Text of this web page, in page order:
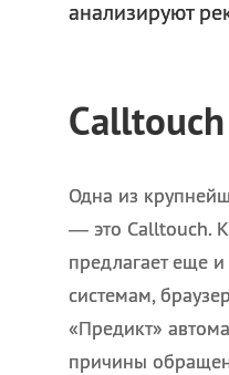
анализируют
Calltouch
Одна из
— это Calltouch.
предлагает еще
системам,
«Предикт»
причины